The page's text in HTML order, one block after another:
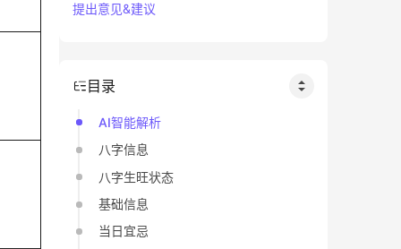
提出意见&建议
目录
AI智能解析
八字信息
八字生旺状态
基础信息
当日宜忌